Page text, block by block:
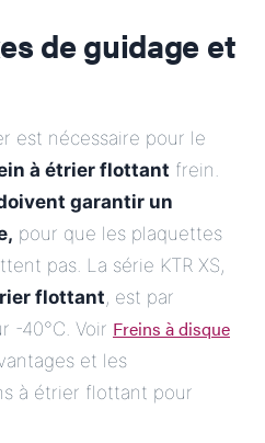
de guidage et
est nécessaire pour le
à étrier flottant frein.
garantir un
pour que les plaquettes
pas. La série KTR XS,
flottant, est par
-40°C. Voir Freins à disque
et les
à étrier flottant pour